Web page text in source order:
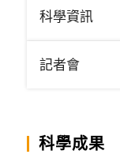
科學資訊
記者會
科學成果